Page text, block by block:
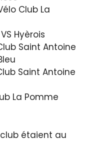
Club La
Hyèrois
Saint Antoine
Saint Antoine
La Pomme
étaient au